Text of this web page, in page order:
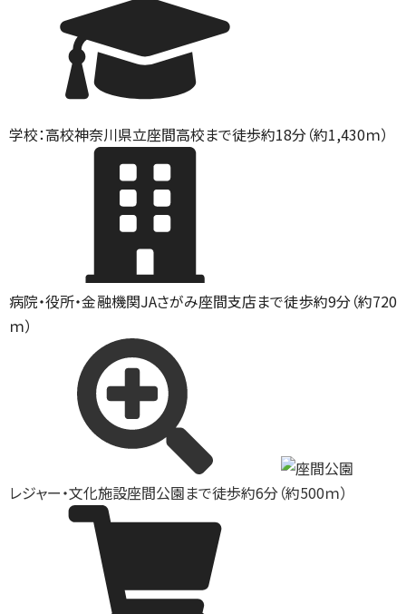
学校：高校神奈川県立座間高校まで徒歩約18分（約1,430ｍ）
病院・役所・金融機関JAさがみ座間支店まで徒歩約9分（約720
ｍ）
レジャー・文化施設座間公園まで徒歩約6分（約500ｍ）